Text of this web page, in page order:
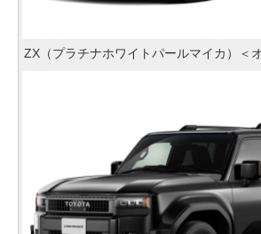
ZX（プラチナホワイトパールマイカ）＜